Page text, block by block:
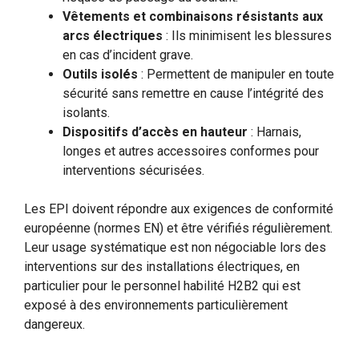
Vêtements et combinaisons résistants aux
arcs électriques : Ils minimisent les blessures
en cas d’incident grave.
Outils isolés : Permettent de manipuler en toute
sécurité sans remettre en cause l’intégrité des
isolants.
Dispositifs d’accès en hauteur : Harnais,
longes et autres accessoires conformes pour
interventions sécurisées.
Les EPI doivent répondre aux exigences de conformité
européenne (normes EN) et être vérifiés régulièrement.
Leur usage systématique est non négociable lors des
interventions sur des installations électriques, en
particulier pour le personnel habilité H2B2 qui est
exposé à des environnements particulièrement
dangereux.